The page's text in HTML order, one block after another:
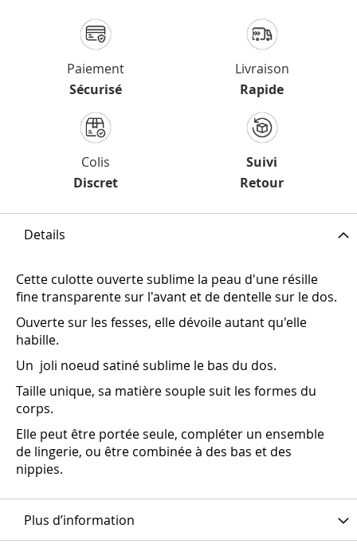
Paiement
Sécurisé
Livraison
Rapide
Colis
Discret
Suivi
Retour
Details
Cette culotte ouverte sublime la peau d'une résille
fine transparente sur l'avant et de dentelle sur le dos.
Ouverte sur les fesses, elle dévoile autant qu'elle
habille.
Un joli noeud satiné sublime le bas du dos.
Taille unique, sa matière souple suit les formes du
corps.
Elle peut être portée seule, compléter un ensemble
de lingerie, ou être combinée à des bas et des
nippies.
Plus d’information